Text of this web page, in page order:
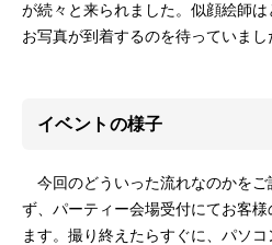
が続々と来られました。似顔絵師
お写真が到着するのを待っていまし
イベントの様子
今回のどういった流れなのかをご
ず、パーティー会場受付にてお客
ます。撮り終えたらすぐに、パソ